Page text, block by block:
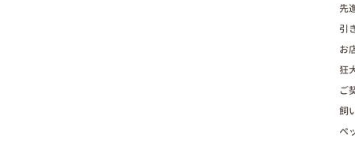
先
引
お
狂
ご
飼
ペ